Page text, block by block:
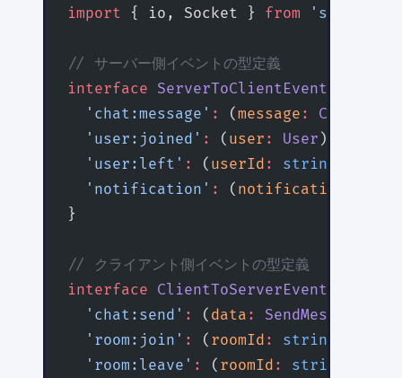
import { io, Socket } from
// サーバー側イベントの型定義
interface ServerToClientEvents
  'chat:message'
: ( message :
  'user:joined'
: ( user : User )
  'user:left'
: ( userId : string
  'notification'
: ( notification
}
// クライアント側イベントの型定義
interface ClientToServerEvents
  'chat:send'
: ( data : SendMessageData
  'room:join'
: ( roomId : string
  'room:leave'
: ( roomId : string